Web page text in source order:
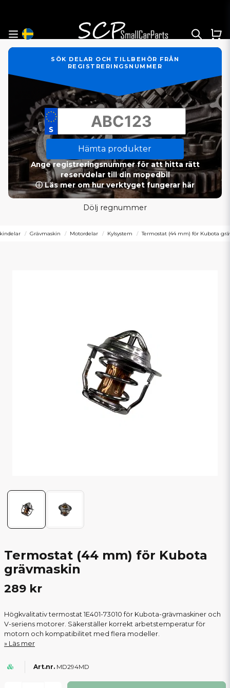
SÖK DELAR OCH TILLBEHÖR FRÅN
REGISTRERINGSNUMMER
Hämta produkter
Ange registreringsnummer för att hitta rätt
reservdelar till din mopedbil
ⓘ Läs mer om hur verktyget fungerar här
Dölj regnummer
Grävmaskin Motordelar Kylsystem Termostat (44 mm) för Kubota
Termostat (44 mm) för Kubota
grävmaskin
289 kr
Högkvalitativ termostat 1E401-73010 för Kubota-grävmaskiner och
V-seriens motorer. Säkerställer korrekt arbetstemperatur för
motorn och kompatibilitet med flera modeller.
Läs mer
MD294MD